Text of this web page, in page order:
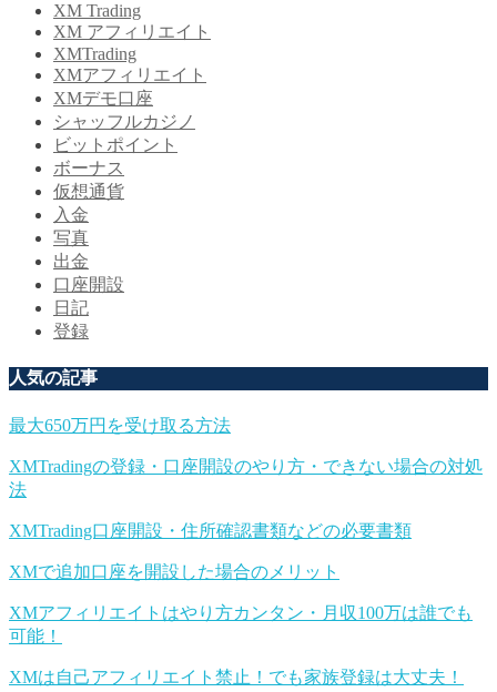
XM Trading
XM アフィリエイト
XMTrading
XMアフィリエイト
XMデモ口座
シャッフルカジノ
ビットポイント
ボーナス
仮想通貨
入金
写真
出金
口座開設
日記
登録
人気の記事
最大650万円を受け取る方法
XMTradingの登録・口座開設のやり方・できない場合の対処
法
XMTrading口座開設・住所確認書類などの必要書類
XMで追加口座を開設した場合のメリット
XMアフィリエイトはやり方カンタン・月収100万は誰でも
可能！
XMは自己アフィリエイト禁止！でも家族登録は大丈夫！